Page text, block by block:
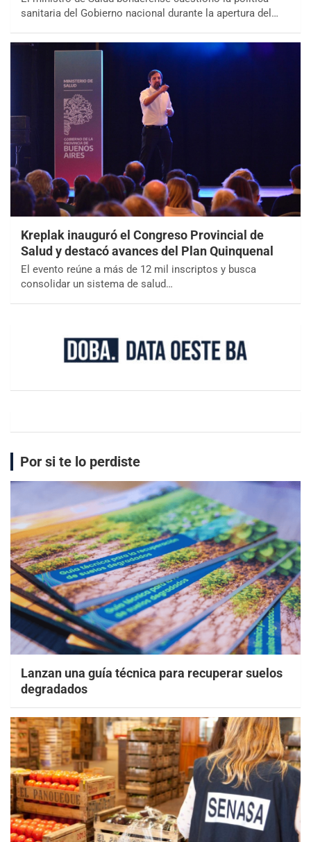
sanitaria del Gobierno nacional durante la apertura del…
Kreplak inauguró el Congreso Provincial de
Salud y destacó avances del Plan Quinquenal
El evento reúne a más de 12 mil inscriptos y busca
consolidar un sistema de salud…
Por si te lo perdiste
Lanzan una guía técnica para recuperar suelos
degradados